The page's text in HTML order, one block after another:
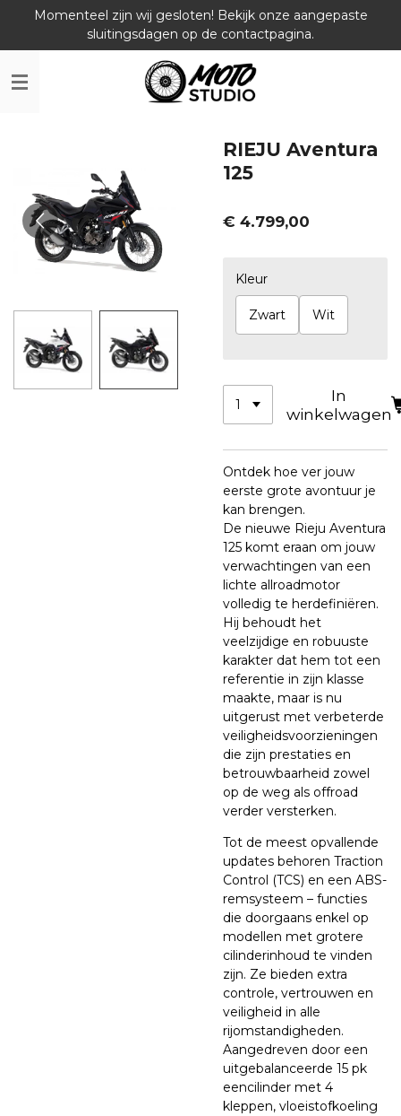
naar
de
hoofdinhoud
Momenteel zijn wij gesloten! Bekijk onze aangepaste
sluitingsdagen op de contactpagina.
RIEJU Aventura
125
€ 4.799,00
Kleur
Zwart Wit
In
winkelwagen
Ontdek hoe ver jouw
eerste grote avontuur je
kan brengen.
De nieuwe Rieju Aventura
125 komt eraan om jouw
verwachtingen van een
lichte allroadmotor
volledig te herdefiniëren.
Hij behoudt het
veelzijdige en robuuste
karakter dat hem tot een
referentie in zijn klasse
maakte, maar is nu
uitgerust met verbeterde
veiligheidsvoorzieningen
die zijn prestaties en
betrouwbaarheid zowel
op de weg als offroad
verder versterken.
Tot de meest opvallende
updates behoren Traction
Control (TCS) en een ABS-
remsysteem – functies
die doorgaans enkel op
modellen met grotere
cilinderinhoud te vinden
zijn. Ze bieden extra
controle, vertrouwen en
veiligheid in alle
rijomstandigheden.
Aangedreven door een
uitgebalanceerde 15 pk
eencilinder met 4
kleppen, vloeistofkoeling